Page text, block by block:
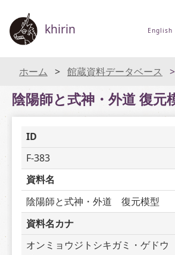
khirin English
ホーム 館蔵資料データベース
陰陽師と式神・外道 復元
ID
F-383
資料名
陰陽師と式神・外道　復元模型
資料名カナ
オンミョウジトシキガミ・ゲドウ